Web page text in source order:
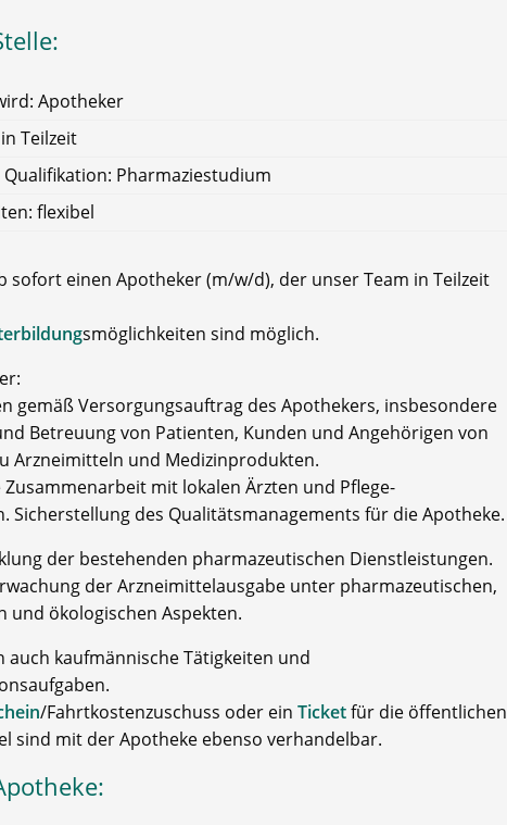
Apotheker
Teilzeit
Pharmaziestudium
flexibel
sofort einen Apotheker (m/w/d), der unser Team in Teilzeit
smöglichkeiten sind möglich.
gemäß Versorgungsauftrag des Apothekers, insbesondere
Betreuung von Patienten, Kunden und Angehörigen von
Arzneimitteln und Medizinprodukten.
Zusammenarbeit mit lokalen Ärzten und Pflege-
Sicherstellung des Qualitätsmanagements für die Apotheke.
der bestehenden pharmazeutischen Dienstleistungen.
der Arzneimittelausgabe unter pharmazeutischen,
und ökologischen Aspekten.
auch kaufmännische Tätigkeiten und
/Fahrtkostenzuschuss oder ein Ticketfür die öffentlichen
sind mit der Apotheke ebenso verhandelbar.